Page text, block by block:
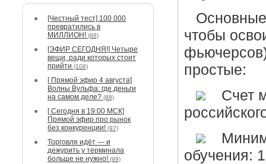
[Честный тест] 100 000
превратились в
МИЛЛИОН! (88)
[ЭФИР СЕГОДНЯ!] Четыре
вещи, ради которых стоит
прийти (108)
[ Прямой эфир 4 августа]
Волны Вульфа: где деньги
на самом деле? (88)
[ Сегодня в 19:00 МСК]
Прямой эфир про рынок
без конкуренции! (97)
Торговля идёт — и
дежурить у терминала
больше не нужно! (99)
чтобы
простые:
Счет
обучения: